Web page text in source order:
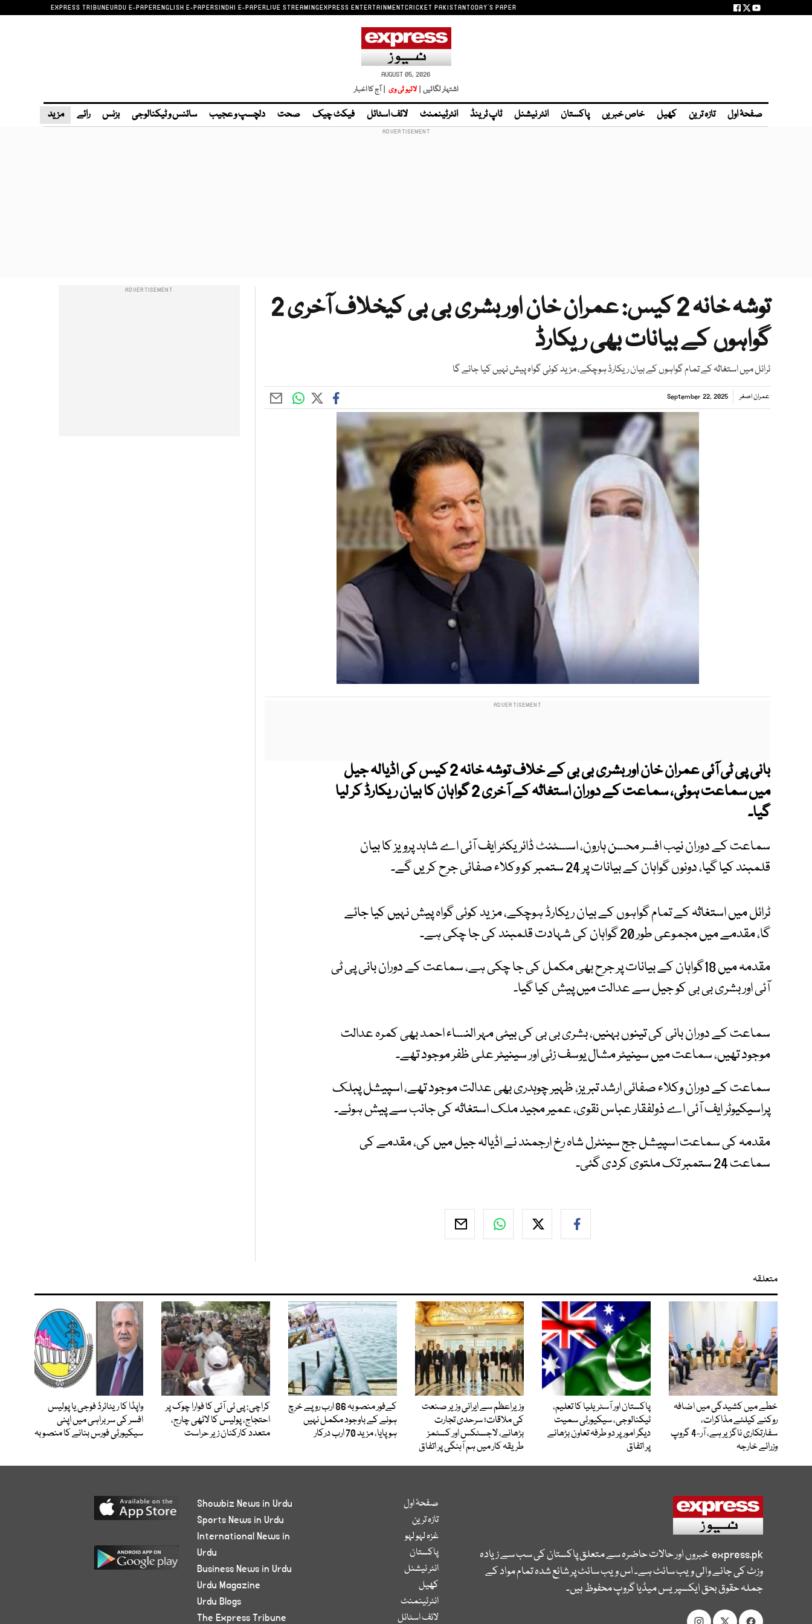
EXPRESS TRIBUNEURDU E-PAPERENGLISH E-PAPERSINDHI E-PAPERLIVE STREAMINGEXPRESS ENTERTAINMENTCRICKET PAKISTANTODAY'S PAPER
AUGUST 05, 2026
اشتہار لگائیں | لائیو ٹی وی | آج کا اخبار
صفحۂ اول تازہ ترین کھیل خاص خبریں پاکستان انٹر نیشنل ٹاپ ٹرینڈ انٹرٹینمنٹ لائف اسٹائل فیکٹ چیک صحت دلچسپ و عجیب سائنس و ٹیکنالوجی بزنس رائے مزید
توشہ خانہ 2 کیس: عمران خان اور بشری بی بی کیخلاف آخری 2
گواہوں کے بیانات بھی ریکارڈ
ٹرائل میں استغاثہ کے تمام گواہوں کے بیان ریکارڈ ہوچکے، مزید کوئی گواہ پیش نہیں کیا جائے گا
عمران اصغر September 22, 2025
بانی پی ٹی آئی عمران خان اور بشری بی بی کے خلاف توشہ خانہ 2 کیس کی اڈیالہ جیل
میں سماعت ہوئی، سماعت کے دوران استغاثہ کے آخری 2 گواہان کا بیان ریکارڈ کر لیا
گیا۔
سماعت کے دوران نیب افسر محسن ہارون، اسسٹنٹ ڈائریکٹر ایف آئی اے شاہد پرویز کا بیان
قلمبند کیا گیا، دونوں گواہان کے بیانات پر 24 ستمبر کو وکلاء صفائی جرح کریں گے۔
ٹرائل میں استغاثہ کے تمام گواہوں کے بیان ریکارڈ ہوچکے، مزید کوئی گواہ پیش نہیں کیا جائے
گا، مقدمے میں مجموعی طور 20 گواہان کی شہادت قلمبند کی جا چکی ہے۔
مقدمہ میں 18گواہان کے بیانات پر جرح بھی مکمل کی جا چکی ہے، سماعت کے دوران بانی پی ٹی
آئی اور بشری بی بی کو جیل سے عدالت میں پیش کیا گیا۔
سماعت کے دوران بانی کی تینوں بہنیں، بشری بی بی کی بیٹی مہر النساء احمد بھی کمرہ عدالت
موجود تھیں، سماعت میں سینیٹر مشال یوسف زئی اور سینیٹر علی ظفر موجود تھے۔
سماعت کے دوران وکلاء صفائی ارشد تبریز، ظہیر چوہدری بھی عدالت موجود تھے، اسپیشل پبلک
پراسیکیوٹر ایف آئی اے ذولفقار عباس نقوی، عمیر مجید ملک استغاثہ کی جانب سے پیش ہوئے۔
مقدمہ کی سماعت اسپیشل جج سینٹرل شاہ رخ ارجمند نے اڈیالہ جیل میں کی، مقدمے کی
سماعت 24 ستمبر تک ملتوی کردی گئی۔
متعلقہ
خطے میں کشیدگی میں اضافہ
روکنے کیلئے مذاکرات،
سفارتکاری ناگزیر ہے، آر-4 گروپ
وزرائے خارجہ
پاکستان اور آسٹریلیا کا تعلیم،
ٹیکنالوجی، سیکیورٹی سمیت
دیگر امور پر دو طرفہ تعاون بڑھانے
پر اتفاق
وزیراعظم سے ایرانی وزیر صنعت
کی ملاقات؛ سرحدی تجارت
بڑھانے، لاجسٹکس اور کسٹمز
طریقہ کار میں ہم آہنگی پر اتفاق
کےفور منصوبہ 86 ارب روپے خرچ
ہونے کے باوجود مکمل نہیں
ہوپایا، مزید 70 ارب درکار
کراچی: پی ٹی آئی کا فوارا چوک پر
احتجاج، پولیس کا لاٹھی چارج،
متعدد کارکنان زیر حراست
واپڈا کا ریٹائرڈ فوجی یا پولیس
افسر کی سربراہی میں اپنی
سیکیورٹی فورس بنانے کا منصوبہ
express.pkخبروں اور حالات حاضرہ سے متعلق پاکستان کی سب سے زیادہ
وزٹ کی جانے والی ویب سائٹ ہے۔ اس ویب سائٹ پر شائع شدہ تمام مواد کے
جملہ حقوق بحق ایکسپریس میڈیا گروپ محفوظ ہیں۔
صفحۂ اول
تازہ ترین
غزہ لہو لہو
پاکستان
انٹر نیشنل
کھیل
انٹرٹینمنٹ
لائف اسٹائل
Showbiz News in Urdu
Sports News in Urdu
International News in
Urdu
Business News in Urdu
Urdu Magazine
Urdu Blogs
The Express Tribune